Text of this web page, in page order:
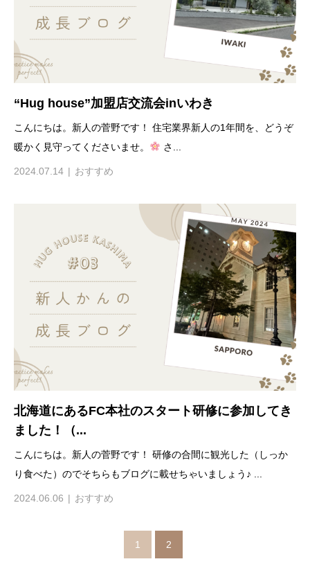
“Hug house”加盟店交流会inいわき
こんにちは。新人の菅野です！ 住宅業界新人の1年間を、どうぞ
暖かく見守ってくださいませ。
さ...
2024.07.14 おすすめ
北海道にあるFC本社のスタート研修に参加してき
ました！（...
こんにちは。新人の菅野です！ 研修の合間に観光した（しっか
り食べた）のでそちらもブログに載せちゃいましょう♪ ...
2024.06.06 おすすめ
1 2